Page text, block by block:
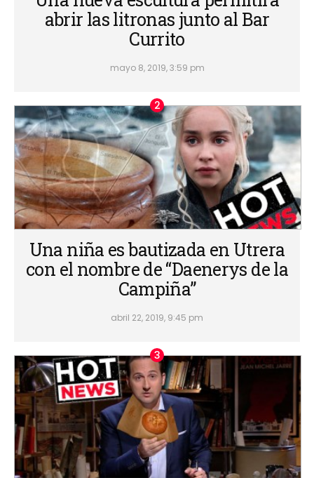
abrir las litronas junto al Bar
Currito
mayo 8, 2019, 3:59 pm
Una niña es bautizada en Utrera
con el nombre de “Daenerys de la
Campiña”
abril 22, 2019, 9:45 pm